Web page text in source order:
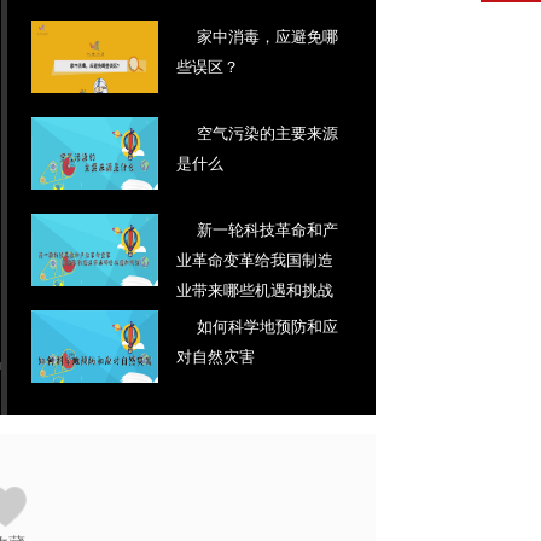
家中消毒，应避免哪
些误区？
空气污染的主要来源
是什么
新一轮科技革命和产
业革命变革给我国制造
业带来哪些机遇和挑战
如何科学地预防和应
对自然灾害